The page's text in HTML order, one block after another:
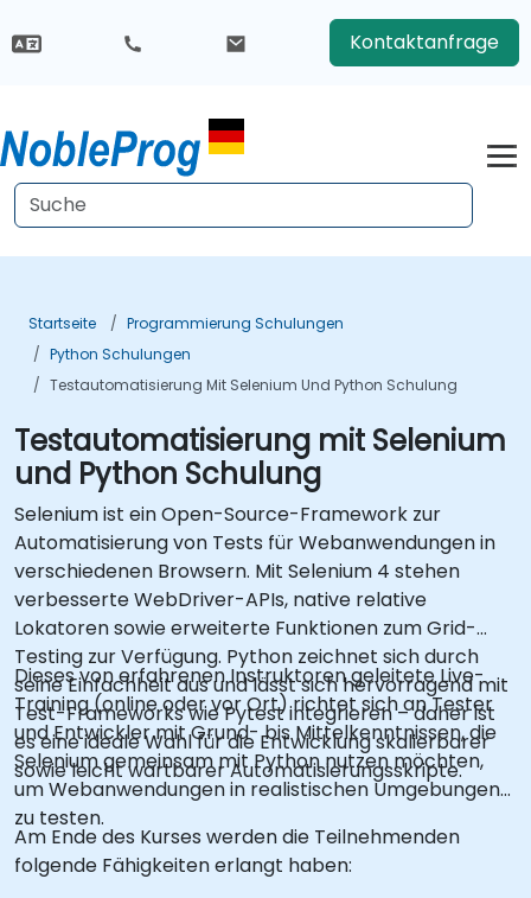
Kontaktanfrage
Startseite
Programmierung Schulungen
Python Schulungen
Testautomatisierung Mit Selenium Und Python Schulung
Testautomatisierung mit Selenium
und Python Schulung
Selenium ist ein Open-Source-Framework zur
Automatisierung von Tests für Webanwendungen in
verschiedenen Browsern. Mit Selenium 4 stehen
verbesserte WebDriver-APIs, native relative
Lokatoren sowie erweiterte Funktionen zum Grid-
Testing zur Verfügung. Python zeichnet sich durch
seine Einfachheit aus und lässt sich hervorragend mit
Test-Frameworks wie Pytest integrieren – daher ist
es eine ideale Wahl für die Entwicklung skalierbarer
sowie leicht wartbarer Automatisierungsskripte.
Dieses von erfahrenen Instruktoren geleitete Live-
Training (online oder vor Ort) richtet sich an Tester
und Entwickler mit Grund- bis Mittelkenntnissen, die
Selenium gemeinsam mit Python nutzen möchten,
um Webanwendungen in realistischen Umgebungen
zu testen.
Am Ende des Kurses werden die Teilnehmenden
folgende Fähigkeiten erlangt haben: